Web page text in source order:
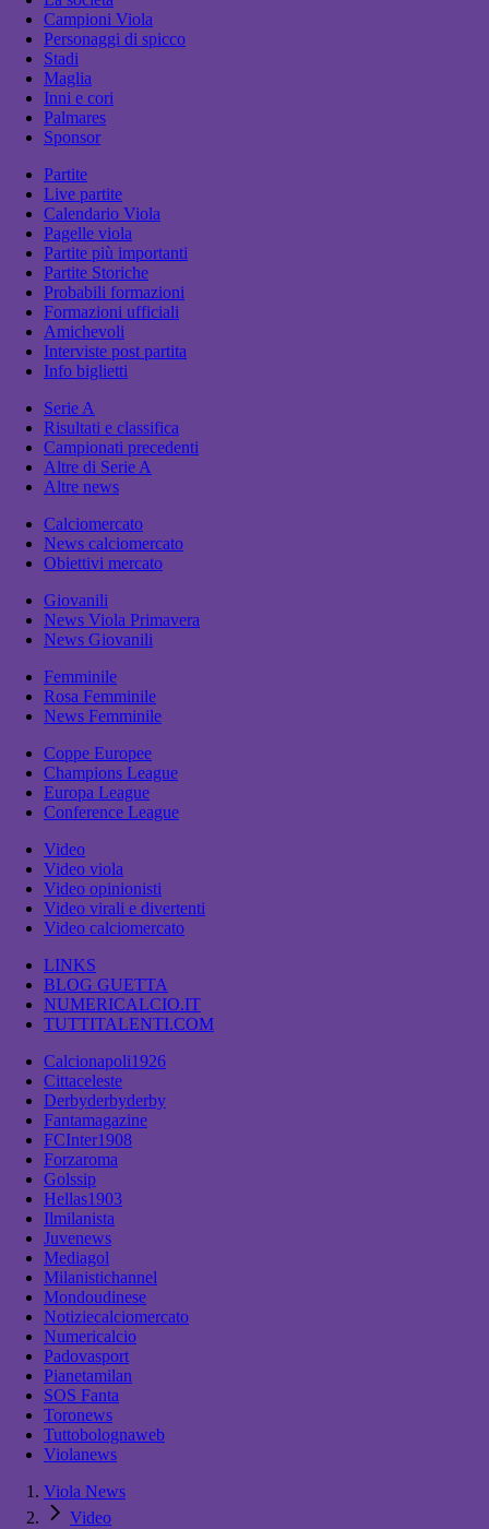
Campioni Viola
Personaggi di spicco
Stadi
Maglia
Inni e cori
Palmares
Sponsor
Partite
Live partite
Calendario Viola
Pagelle viola
Partite più importanti
Partite Storiche
Probabili formazioni
Formazioni ufficiali
Amichevoli
Interviste post partita
Info biglietti
Serie A
Risultati e classifica
Campionati precedenti
Altre di Serie A
Altre news
Calciomercato
News calciomercato
Obiettivi mercato
Giovanili
News Viola Primavera
News Giovanili
Femminile
Rosa Femminile
News Femminile
Coppe Europee
Champions League
Europa League
Conference League
Video
Video viola
Video opinionisti
Video virali e divertenti
Video calciomercato
LINKS
BLOG GUETTA
NUMERICALCIO.IT
TUTTITALENTI.COM
Calcionapoli1926
Cittaceleste
Derbyderbyderby
Fantamagazine
FCInter1908
Forzaroma
Golssip
Hellas1903
Ilmilanista
Juvenews
Mediagol
Milanistichannel
Mondoudinese
Notiziecalciomercato
Numericalcio
Padovasport
Pianetamilan
SOS Fanta
Toronews
Tuttobolognaweb
Violanews
Viola News
Video